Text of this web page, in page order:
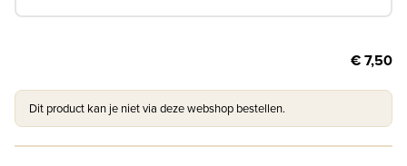
€ 7,50
Dit product kan je niet via deze webshop bestellen.